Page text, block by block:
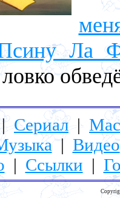
Ла
Сериал|
| Видео
| Ссылки |